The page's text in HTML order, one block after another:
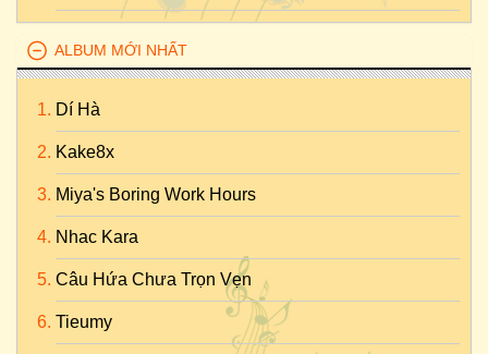
ALBUM MỚI NHẤT
Dí Hà
Kake8x
Miya's Boring Work Hours
Nhac Kara
Câu Hứa Chưa Trọn Vẹn
Tieumy